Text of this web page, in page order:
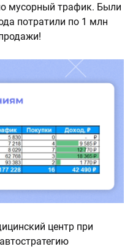
мусорный трафик. Были
потратили по 1 млн
центр при